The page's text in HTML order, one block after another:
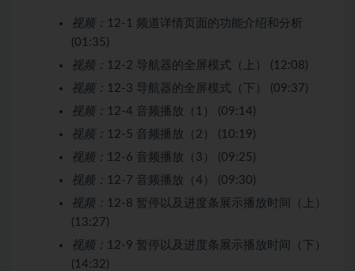
视频： 12-1 频道详情页面的功能介绍和分析
(01:35)
视频： 12-2 导航器的全屏模式（上） (12:08)
视频： 12-3 导航器的全屏模式（下） (09:37)
视频： 12-4 音频播放（1） (09:14)
视频： 12-5 音频播放（2） (10:19)
视频： 12-6 音频播放（3） (09:25)
视频： 12-7 音频播放（4） (09:30)
视频： 12-8 暂停以及进度条展示播放时间（上）
(13:27)
视频： 12-9 暂停以及进度条展示播放时间（下）
(14:32)